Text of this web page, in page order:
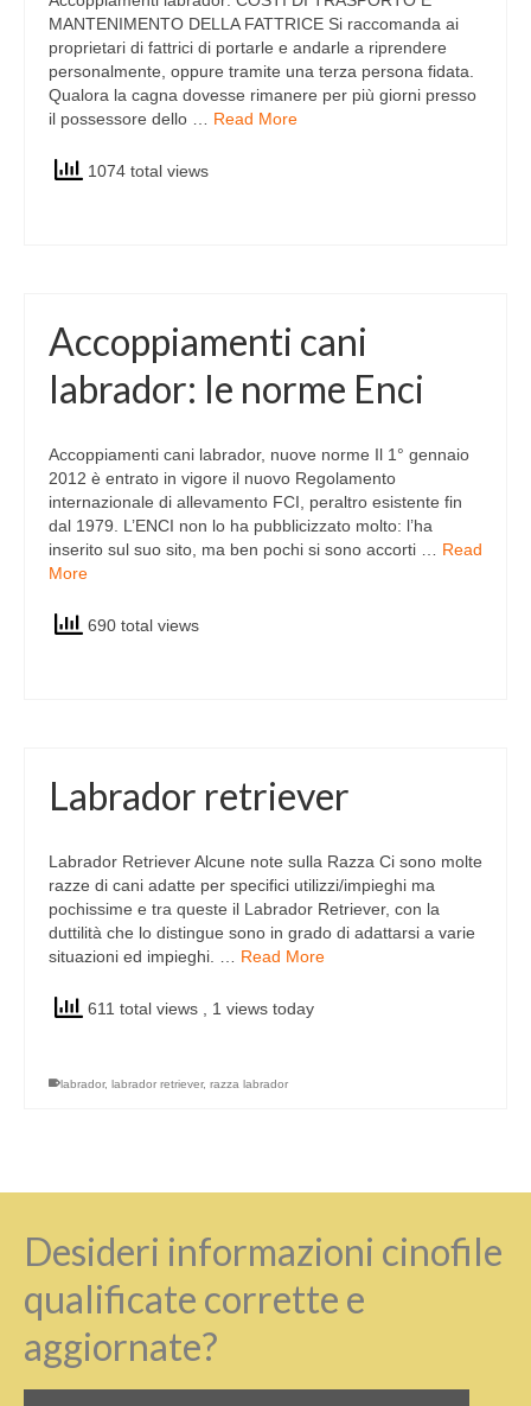
MANTENIMENTO DELLA FATTRICE Si raccomanda ai
proprietari di fattrici di portarle e andarle a riprendere
personalmente, oppure tramite una terza persona fidata.
Qualora la cagna dovesse rimanere per più giorni presso
il possessore dello … Read More
1074 total views
Accoppiamenti cani
labrador: le norme Enci
Accoppiamenti cani labrador, nuove norme Il 1° gennaio
2012 è entrato in vigore il nuovo Regolamento
internazionale di allevamento FCI, peraltro esistente fin
dal 1979. L’ENCI non lo ha pubblicizzato molto: l’ha
inserito sul suo sito, ma ben pochi si sono accorti … Read
More
690 total views
Labrador retriever
Labrador Retriever Alcune note sulla Razza Ci sono molte
razze di cani adatte per specifici utilizzi/impieghi ma
pochissime e tra queste il Labrador Retriever, con la
duttilità che lo distingue sono in grado di adattarsi a varie
situazioni ed impieghi. … Read More
611 total views , 1 views today
labrador, labrador retriever, razza labrador
Desideri informazioni cinofile
qualificate corrette e
aggiornate?